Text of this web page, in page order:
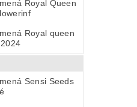
Royal Queen
Royal queen
Sensi Seeds